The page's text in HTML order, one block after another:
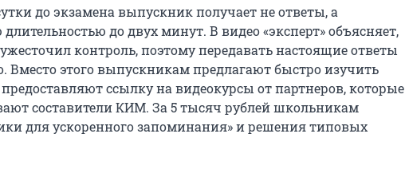
до экзамена выпускник получает не ответы, а
до двух минут. В видео «эксперт» объясняет,
контроль, поэтому передавать настоящие ответы
Вместо этого выпускникам предлагают быстро изучить
ссылку на видеокурсы от партнеров, которые
составители КИМ. За 5 тысяч рублей школьникам
для ускоренного запоминания» и решения типовых